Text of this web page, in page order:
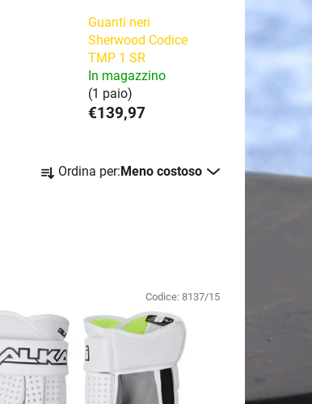
Guanti neri
Sherwood Codice
TMP 1 SR
In magazzino
(1 paio)
€139,97
r
n
t
o
d
Ordina per: Meno costoso
Codice: 8137/15